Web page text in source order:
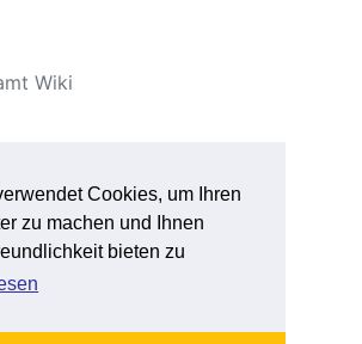
Cookies, um Ihren
zu machen und Ihnen
bieten zu
Wiki